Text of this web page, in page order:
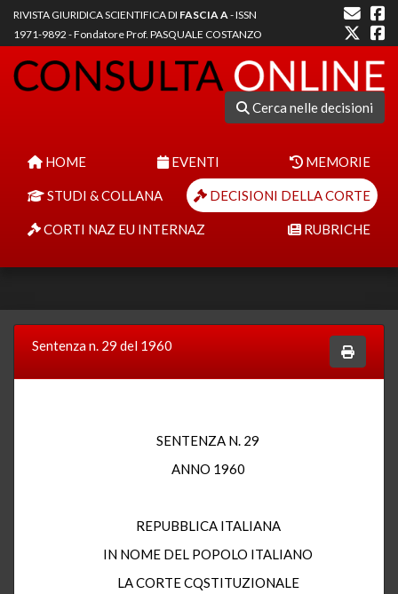
RIVISTA GIURIDICA SCIENTIFICA DI FASCIA A- ISSN
1971-9892 - Fondatore Prof. PASQUALE COSTANZO
Cerca nelle decisioni
HOME EVENTI MEMORIE
STUDI & COLLANA DECISIONI DELLA CORTE
CORTI NAZ EU INTERNAZ RUBRICHE
Sentenza n. 29 del 1960
SENTENZA N. 29
ANNO 1960
REPUBBLICA ITALIANA
IN NOME DEL POPOLO ITALIANO
LA CORTE CQSTITUZIONALE